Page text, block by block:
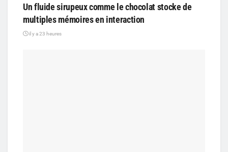
Un fluide sirupeux comme le chocolat stocke de
multiples mémoires en interaction
il y a 23 heures